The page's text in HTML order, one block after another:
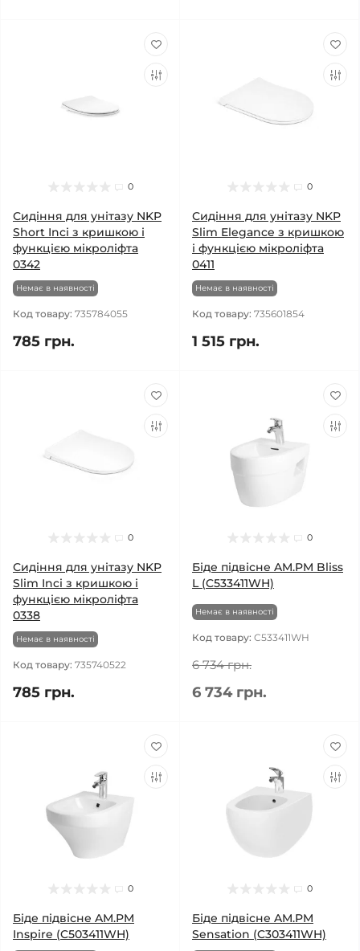
0
Сидіння для унітазу NKP
Short Inci з кришкою і
функцією мікроліфта
0342
Немає в наявності
Код товару: 735784055
785 грн.
0
Сидіння для унітазу NKP
Slim Elegance з кришкою
і функцією мікроліфта
0411
Немає в наявності
Код товару: 735601854
1 515 грн.
0
Сидіння для унітазу NKP
Slim Inci з кришкою і
функцією мікроліфта
0338
Немає в наявності
Код товару: 735740522
785 грн.
0
Біде підвісне AM.PM Bliss
L (C533411WH)
Немає в наявності
Код товару: C533411WH
6 734 грн.
6 734 грн.
0
Біде підвісне AM.PM
Inspire (C503411WH)
0
Біде підвісне AM.PM
Sensation (C303411WH)